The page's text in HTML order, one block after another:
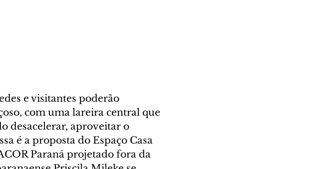
e visitantes poderão
com uma lareira central que
desacelerar, aproveitar o
é a proposta do Espaço Casa
Paraná projetado fora da